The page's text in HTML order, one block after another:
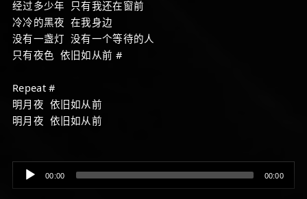
经过多少年 只有我还在窗前
冷冷的黑夜 在我身边
没有一盏灯 没有一个等待的人
只有夜色 依旧如从前 #
Repeat #
明月夜 依旧如从前
明月夜 依旧如从前
Audio
Player
00:00 00:00